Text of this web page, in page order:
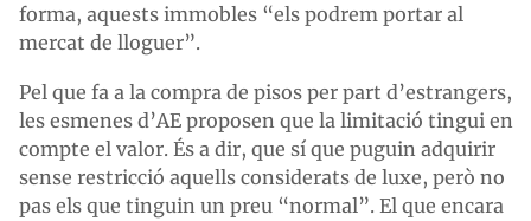
forma, aquests immobles “els podrem portar al
mercat de lloguer”.
Pel que fa a la compra de pisos per part d’estrangers,
les esmenes d’AE proposen que la limitació tingui en
compte el valor. És a dir, que sí que puguin adquirir
sense restricció aquells considerats de luxe, però no
pas els que tinguin un preu “normal”. El que encara